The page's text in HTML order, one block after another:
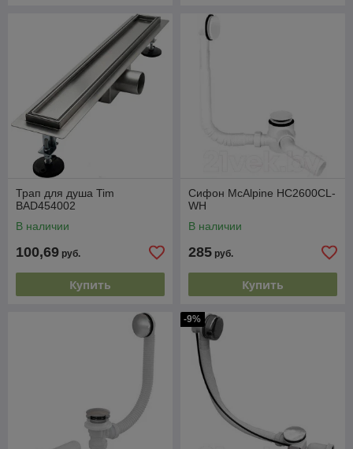
Трап для душа Tim
BAD454002
В наличии
100,69 руб.
Купить
Сифон McAlpine HC2600CL-
WH
В наличии
285 руб.
Купить
-9%